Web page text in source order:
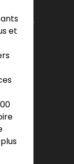
et